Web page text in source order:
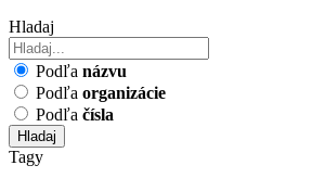
Hladaj
Podľa názvu
Podľa organizácie
Podľa čísla
Hladaj
Tagy